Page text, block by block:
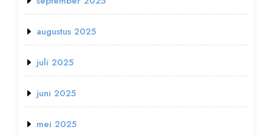
augustus 2025
juli 2025
juni 2025
mei 2025